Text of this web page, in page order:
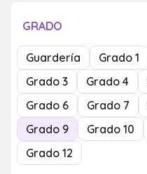
GRADO
Guardería Grado 1
Grado 3
Grado 4
Grado 6
Grado 7
Grado 9
Grado 10
Grado 12